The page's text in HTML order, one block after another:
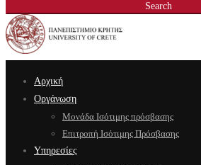
Search
Αρχική
Οργάνωση
Μονάδα Ισότιμης πρόσβασης
Επιτροπή Ισότιμης Πρόσβασης
Υπηρεσίες